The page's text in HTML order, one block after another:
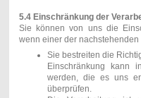
5.4 Einschränkung der
Sie können von uns die
wenn einer der nachstehenden
Sie bestreiten die
Einschränkung kann
werden, die es uns
überprüfen.